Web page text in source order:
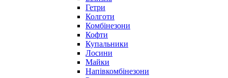
Гетри
Колготи
Комбінезони
Кофти
Купальники
Лосини
Майки
Напівкомбінезони